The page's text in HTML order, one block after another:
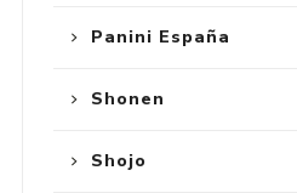
Panini España
Shonen
Shojo